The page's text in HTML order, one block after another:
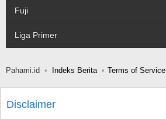
Fuji
Liga Primer
Pahami.id Indeks Berita Terms of Service
Disclaimer